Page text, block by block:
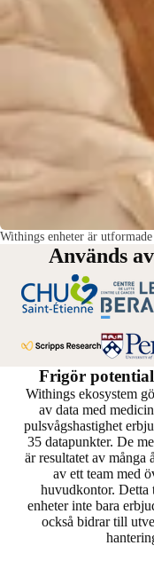
Withings enheter är
Används
Frigör
Withings ekosystem
av data med
pulsvågshastighet
35 datapunkter. De
är resultatet av många
av ett team med
huvudkontor. Detta
enheter inte bara
också bidrar till